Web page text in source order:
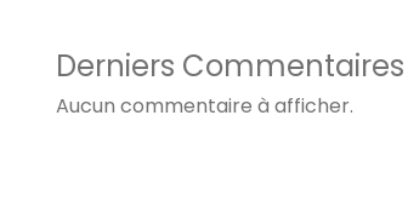
Derniers Commentaires
Aucun commentaire à afficher.